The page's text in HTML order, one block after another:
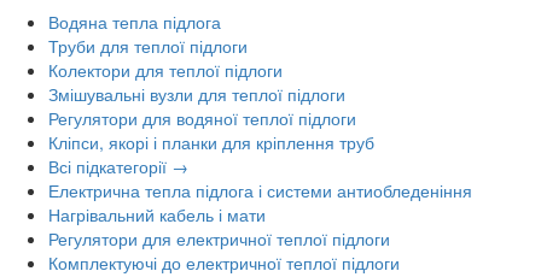
Водяна тепла підлога
Труби для теплої підлоги
Колектори для теплої підлоги
Змішувальні вузли для теплої підлоги
Регулятори для водяної теплої підлоги
Кліпси, якорі і планки для кріплення труб
Всі підкатегорії →
Електрична тепла підлога і системи антиобледеніння
Нагрівальний кабель і мати
Регулятори для електричної теплої підлоги
Комплектуючі до електричної теплої підлоги